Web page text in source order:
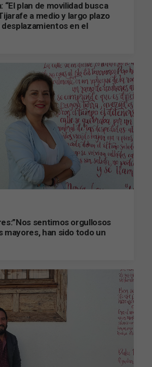
“El plan de movilidad busca
a medio y largo plazo
desplazamientos en el
sentimos orgullosos
mayores, han sido todo un
mejorar la
funcionalidad
y estructura
Experiencia
Para que
nuestra web
funcione lo
mejor posible
durante tu
visita. Si
rechaza estas
cookies,
algunas
funcionalidades
desaparecerán
Marketing
Al compartir tus
nuestro sitio,
aumentas la
posibilidad de
ver contenido y
ofertas
personalizados.